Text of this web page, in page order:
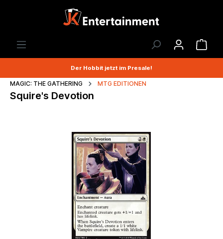
Der Hobbit jetzt im Presale!
MAGIC: THE GATHERING MTG EDITIONEN
Squire's Devotion